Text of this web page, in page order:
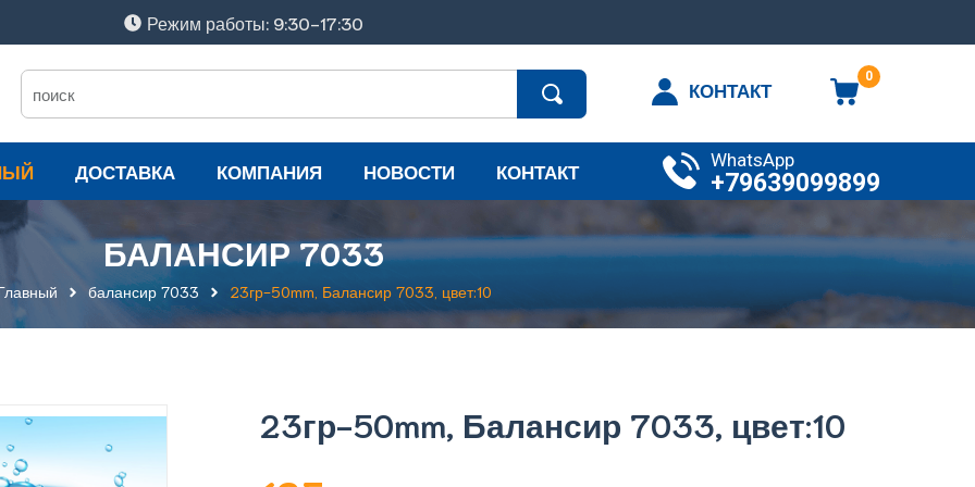
Режим работы: 9:30-17:30
0
КОНТАКТ
ДОСТАВКА КОМПАНИЯ НОВОСТИ КОНТАКТ WhatsApp
+79639099899
БАЛАНСИР 7033
балансир 7033 23гр-50mm, Балансир 7033, цвет:10
23гр-50mm, Балансир 7033, цвет:10